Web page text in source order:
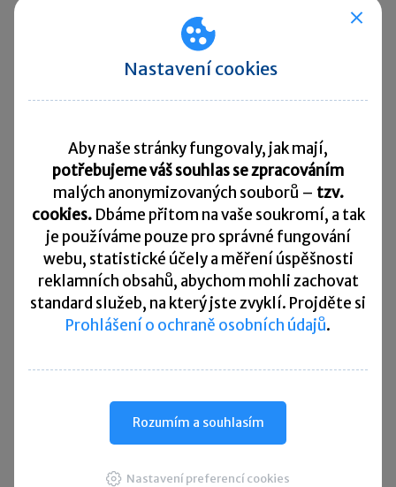
v rámci kampaně Větší šance, až 56 % z nich vidí
svoje vyhlídky na získání práce přímo ve
vystudovaném oboru špatně. Více než tři
oboru.
Třetina respondentů ankety se domnívá, že jim
hledání práce bude trvat dva až tři měsíce,
pětina je připravena hledat i půl roku. Pesimistů,
kteří předpokládají, že budou hledat ještě déle,
je 16 %, oproti optimisticky naladěným 6 %,
kteří odhadují, že najdou práci do měsíce.
Nastavení cookies
Aby naše stránky fungovaly, jak mají,
potřebujeme váš souhlas se zpracováním
malých anonymizovaných souborů – tzv.
cookies. Dbáme přitom na vaše soukromí, a tak
je používáme pouze pro správné fungování
webu, statistické účely a měření úspěšnosti
reklamních obsahů, abychom mohli zachovat
standard služeb, na který jste zvyklí. Projděte si
Prohlášení o ochraně osobních údajů.
Rozumím a souhlasím
Nastavení preferencí cookies